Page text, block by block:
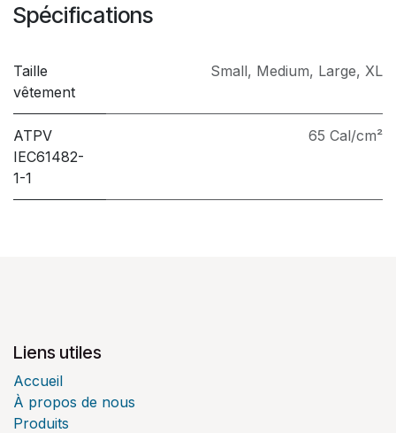
Spécifications
Taille
vêtement
Small, Medium, Large, XL
ATPV
IEC61482-
1-1
65 Cal/cm²
Liens utiles
Accueil
À propos de nous
Produits